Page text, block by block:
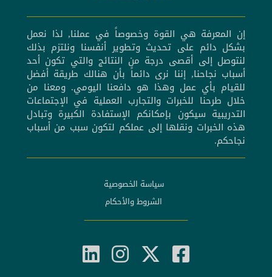
إن المعرفة هي القوة وخصوصاً في عملنا, لذا نعمل
بشكل دائم على تحديث وتطوير أنفسنا ونلتزم بذلك
لنتوصل إلى أقصى درجة من النتائج والتي تكون أحد
أسباب نجاحنا, إننا نرى دائماً بأن هنالك طريقة أفضل
للقيام بأي عمل وهذا هو دافعنا اليومي. ومعنا من
خلال طرحنا للخبرات والتجارب العملية في الإجتماعات
التدريبية سيكون بإمكانكم الإستفادة الكبيرة وتبادل
هذه الخبرات ونقلها إلى عملكم لتكون سبب من أسباب
نجاحكم.
سياسة الخصوصية
الشروط والأحكام